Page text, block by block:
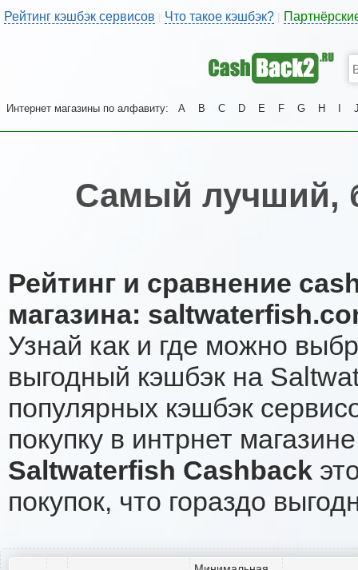
Рейтинг кэшбэк сервисов | Что такое кэшбэк?
Интернет магазины по алфавиту: A B C D E F G H
Самый лучший,
Рейтинг и сравнение
магазина:
Узнай как и где можно
выгодный кэшбэк на
популярных кэшбэк
покупку в интрнет
Saltwaterfish Cashback
покупок, что гораздо